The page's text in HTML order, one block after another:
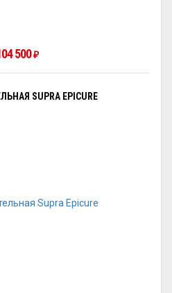
500₽
SUPRA EPICURE